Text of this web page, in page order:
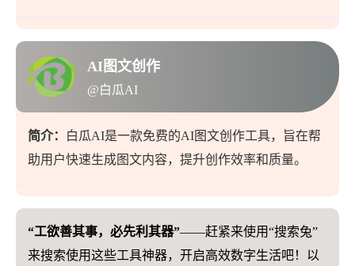
AI图文创作
@白瓜AI
简介：
白瓜AI是一款免费的AI图文创作工具，旨在帮
助用户快速生成图文内容，提升创作效率和质量。
“工欲善其事，必先利其器”——赶紧来使用“搜索兔”
来搜索使用这些工具神器，开启高效数字生活吧！以